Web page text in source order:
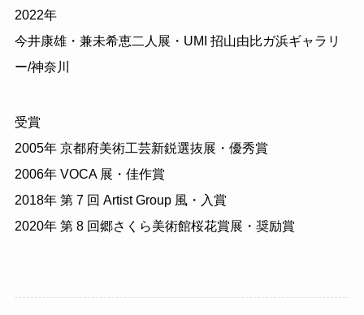
2022年
今井康雄・兼未希恵二人展・UMI 招山由比ガ浜ギャラリ
ー/神奈川
受賞
2005年 京都府美術工芸新鋭選抜展・優秀賞
2006年 VOCA 展・佳作賞
2018年 第 7 回 Artist Group 風・入賞
2020年 第 8 回郷さくら美術館桜花賞展・奨励賞